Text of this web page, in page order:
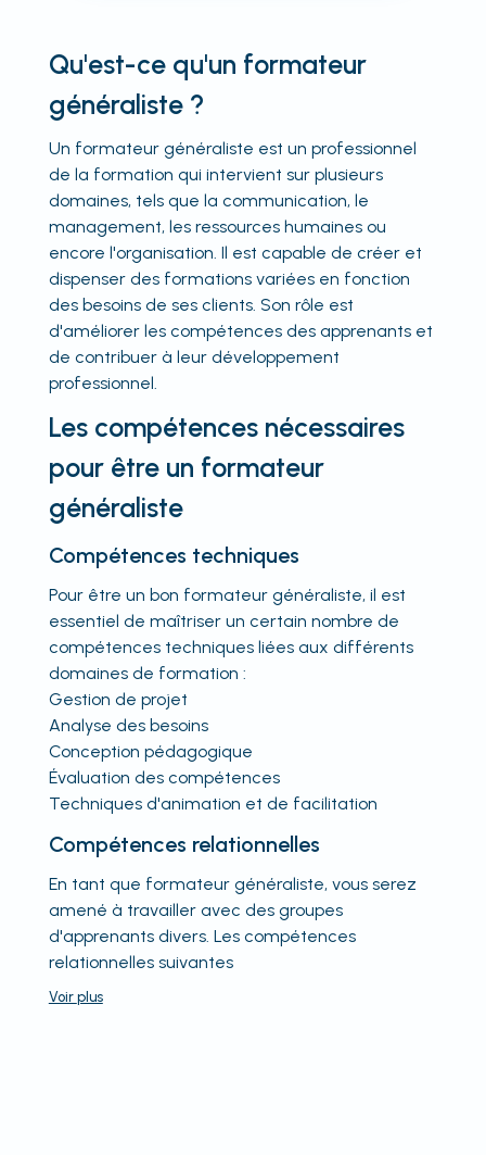
Qu'est-ce qu'un formateur
généraliste ?
Un formateur généraliste est un professionnel
de la formation qui intervient sur plusieurs
domaines, tels que la communication, le
management, les ressources humaines ou
encore l'organisation. Il est capable de créer et
dispenser des formations variées en fonction
des besoins de ses clients. Son rôle est
d'améliorer les compétences des apprenants et
de contribuer à leur développement
professionnel.
Les compétences nécessaires
pour être un formateur
généraliste
Compétences techniques
Pour être un bon formateur généraliste, il est
essentiel de maîtriser un certain nombre de
compétences techniques liées aux différents
domaines de formation :
Gestion de projet
Analyse des besoins
Conception pédagogique
Évaluation des compétences
Techniques d'animation et de facilitation
Compétences relationnelles
En tant que formateur généraliste, vous serez
amené à travailler avec des groupes
d'apprenants divers. Les compétences
relationnelles suivantes
Voir plus